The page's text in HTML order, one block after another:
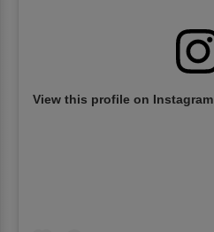
View this profile on Instagram